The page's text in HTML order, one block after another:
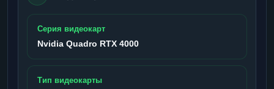
Серия видеокарт
Nvidia Quadro RTX 4000
Тип видеокарты